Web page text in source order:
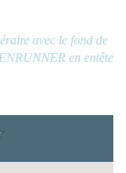
avec le fond de
en entête